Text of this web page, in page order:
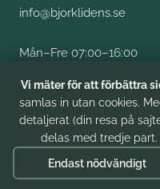
info@bjorklidens.se
Mån–Fre 07:00–16:00
© 2026 Björklidens
IntegritetCookie-inställningar
133 600 kr
Vi mäter för att förbättra
samlas in utan cookies.
detaljerat (din resa på
delas med tredje part.
Endast nödvändigt